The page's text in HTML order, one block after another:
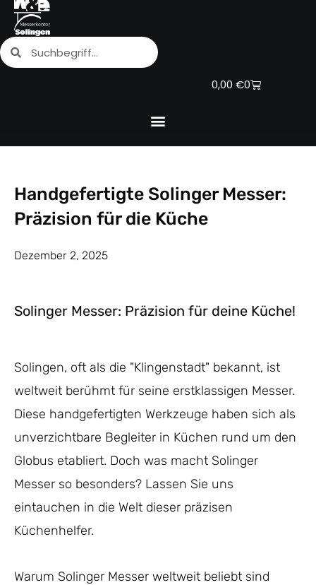
Zum
Inhalt
springen
SucheSuche
0,00 €0
Warenkorb
Handgefertigte Solinger Messer:
Präzision für die Küche
Dezember 2, 2025
Solinger Messer: Präzision für deine Küche!
Solingen, oft als die "Klingenstadt" bekannt, ist
weltweit berühmt für seine erstklassigen Messer.
Diese handgefertigten Werkzeuge haben sich als
unverzichtbare Begleiter in Küchen rund um den
Globus etabliert. Doch was macht Solinger
Messer so besonders? Lassen Sie uns
eintauchen in die Welt dieser präzisen
Küchenhelfer.
Warum Solinger Messer weltweit beliebt sind